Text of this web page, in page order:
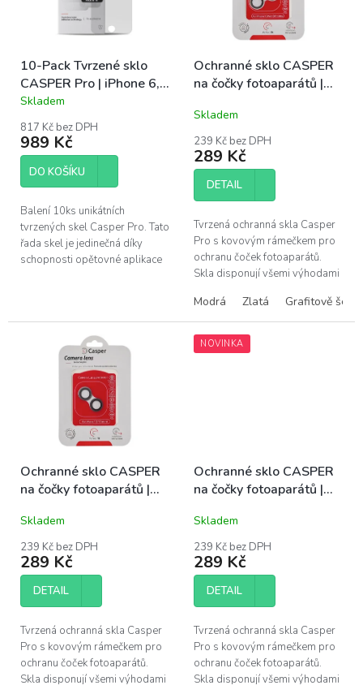
d
u
k
t
ů
10-Pack Tvrzené sklo
CASPER Pro | iPhone 6,
6S, 7, 8, SE 2, SE 3
Průměrné
hodnocení
produktu
je
5,0
hvězdiček.
Skladem
817 Kč bez DPH
989 Kč
DO KOŠÍKU
Balení 10ks unikátních
tvrzených skel Casper Pro. Tato
řada skel je jedinečná díky
schopnosti opětovné aplikace
Ochranné sklo CASPER
na čočky fotoaparátů |
Max
Skladem
239 Kč bez DPH
289 Kč
DETAIL
Tvrzená ochranná skla Casper
Pro s kovovým rámečkem pro
ochranu čoček fotoaparátů.
Skla disponují všemi výhodami
snadná instalace bez bublin,...
Modrá Zlatá Grafitově šedá
Ochranné sklo CASPER
na čočky fotoaparátů |
Skladem
239 Kč bez DPH
289 Kč
DETAIL
Tvrzená ochranná skla Casper
Pro s kovovým rámečkem pro
ochranu čoček fotoaparátů.
Skla disponují všemi výhodami
NOVINKA
Ochranné sklo CASPER
na čočky fotoaparátů |
Max
Skladem
239 Kč bez DPH
289 Kč
DETAIL
Tvrzená ochranná skla Casper
Pro s kovovým rámečkem pro
ochranu čoček fotoaparátů.
Skla disponují všemi výhodami